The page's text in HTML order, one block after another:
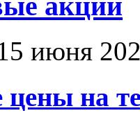
июня
на